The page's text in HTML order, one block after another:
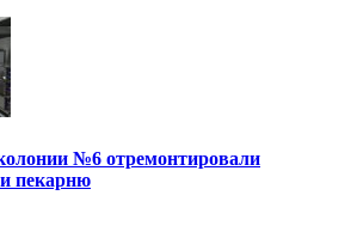
№6 отремонтировали
пекарню